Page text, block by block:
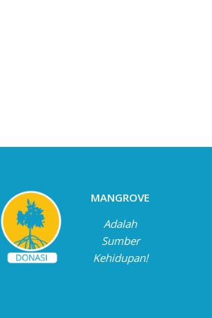
MANGROVE
Adalah
Sumber
Kehidupan!